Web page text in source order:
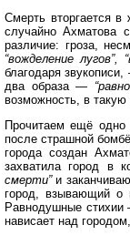
Смерть вторгается в
случайно Ахматова
различие: гроза,
“вожделение лугов”,
благодаря
два образа —
возможность, в такую
Прочитаем ещё
после страшной
города создан
захватила город в
смерти”и
город, взывающий о
Равнодушные стихии
нависает над